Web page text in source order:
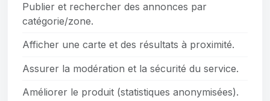
Publier et rechercher des annonces par
catégorie/zone.
Afficher une carte et des résultats à proximité.
Assurer la modération et la sécurité du service.
Améliorer le produit (statistiques anonymisées).